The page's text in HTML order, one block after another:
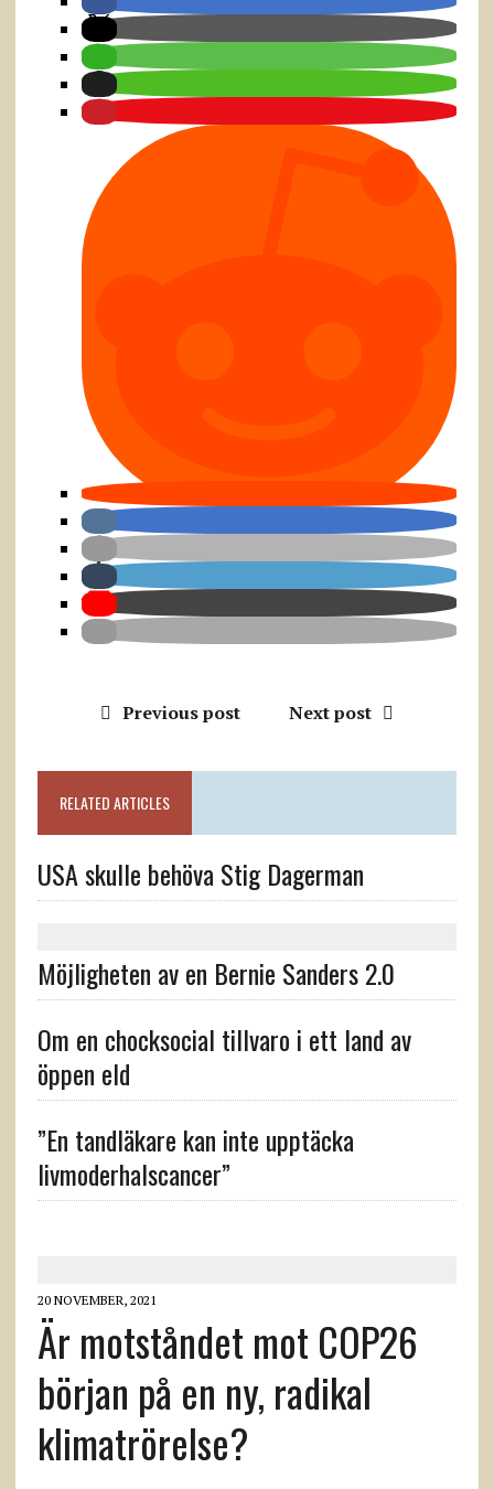
Previous post Next post
RELATED ARTICLES
USA skulle behöva Stig Dagerman
Möjligheten av en Bernie Sanders 2.0
Om en chocksocial tillvaro i ett land av
öppen eld
”En tandläkare kan inte upptäcka
livmoderhalscancer”
20 NOVEMBER, 2021
Är motståndet mot COP26
början på en ny, radikal
klimatrörelse?